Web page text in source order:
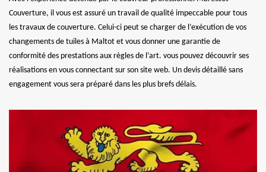
Couverture, il vous est assuré un travail de qualité impeccable pour tous
les travaux de couverture. Celui-ci peut se charger de l’exécution de vos
changements de tuiles à Maltot et vous donner une garantie de
conformité des prestations aux règles de l’art. vous pouvez découvrir ses
réalisations en vous connectant sur son site web. Un devis détaillé sans
engagement vous sera préparé dans les plus brefs délais.